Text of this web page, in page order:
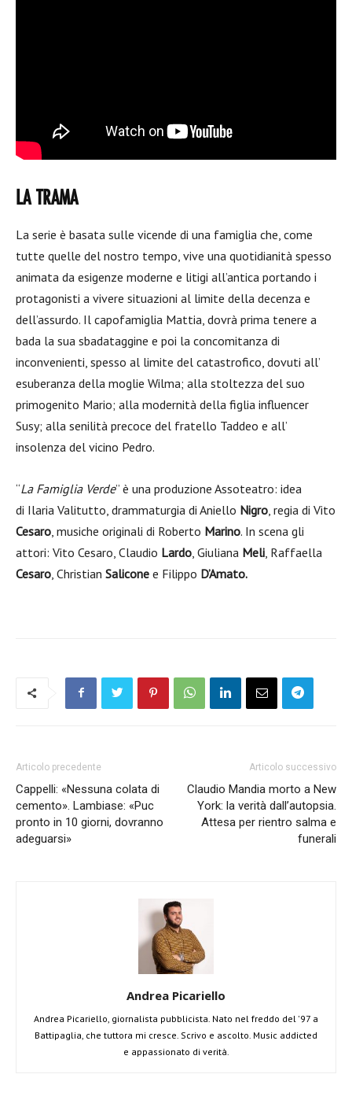
LA TRAMA
La serie è basata sulle vicende di una famiglia che, come
tutte quelle del nostro tempo, vive una quotidianità spesso
animata da esigenze moderne e litigi all’antica portando i
protagonisti a vivere situazioni al limite della decenza e
dell’assurdo. Il capofamiglia Mattia, dovrà prima tenere a
bada la sua sbadataggine e poi la concomitanza di
inconvenienti, spesso al limite del catastrofico, dovuti all’
esuberanza della moglie Wilma; alla stoltezza del suo
primogenito Mario; alla modernità della figlia influencer
Susy; alla senilità precoce del fratello Taddeo e all’
insolenza del vicino Pedro.
“La Famiglia Verde” è una produzione Assoteatro: idea
di Ilaria Valitutto, drammaturgia di Aniello Nigro , regia di Vito
Cesaro , musiche originali di Roberto Marino. In scena gli
attori: Vito Cesaro, Claudio Lardo , Giuliana Meli , Raffaella
Cesaro , Christian Salicone e Filippo D’Amato.
Articolo precedente
Cappelli: «Nessuna colata di
cemento». Lambiase: «Puc
pronto in 10 giorni, dovranno
adeguarsi»
Articolo successivo
Claudio Mandia morto a New
York: la verità dall’autopsia.
Attesa per rientro salma e
funerali
Andrea Picariello
Andrea Picariello, giornalista pubblicista. Nato nel freddo del '97 a
Battipaglia, che tuttora mi cresce. Scrivo e ascolto. Music addicted
e appassionato di verità.